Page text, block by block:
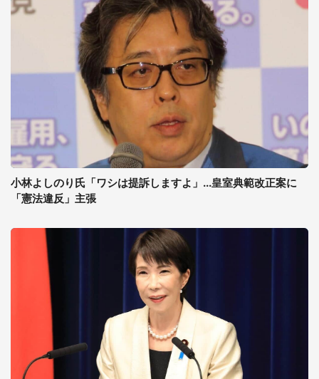
小林よしのり氏「ワシは提訴しますよ」...皇室典範改正案に
「憲法違反」主張